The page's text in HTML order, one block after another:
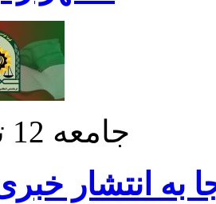
جامعه 12 تیر 1405
به انتشار